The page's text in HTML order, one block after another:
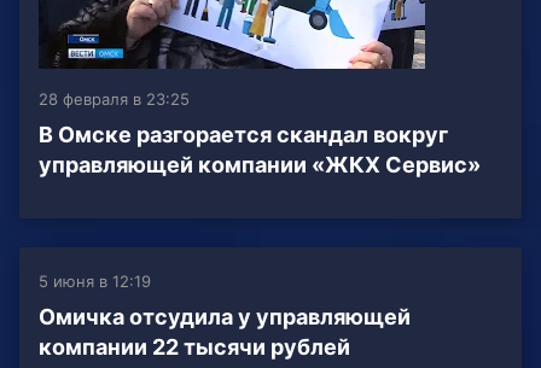
28 февраля в 23:25
В Омске разгорается скандал вокруг
управляющей компании «ЖКХ Сервис»
5 июня в 12:19
Омичка отсудила у управляющей
компании 22 тысячи рублей